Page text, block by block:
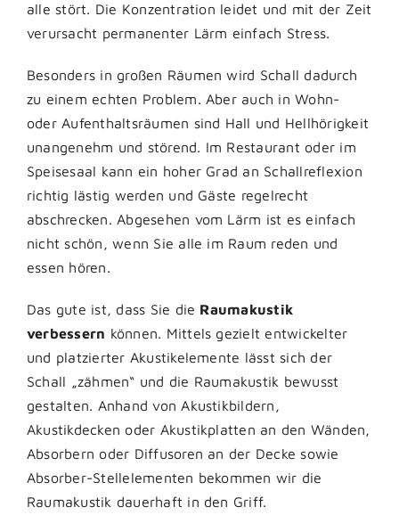
alle stört. Die Konzentration leidet und mit der Zeit
verursacht permanenter Lärm einfach Stress.
Besonders in großen Räumen wird Schall dadurch
zu einem echten Problem. Aber auch in Wohn-
oder Aufenthaltsräumen sind Hall und Hellhörigkeit
unangenehm und störend. Im Restaurant oder im
Speisesaal kann ein hoher Grad an Schallreflexion
richtig lästig werden und Gäste regelrecht
abschrecken. Abgesehen vom Lärm ist es einfach
nicht schön, wenn Sie alle im Raum reden und
essen hören.
Das gute ist, dass Sie die Raumakustik
verbessern können. Mittels gezielt entwickelter
und platzierter Akustikelemente lässt sich der
Schall „zähmen“ und die Raumakustik bewusst
gestalten. Anhand von Akustikbildern,
Akustikdecken oder Akustikplatten an den Wänden,
Absorbern oder Diffusoren an der Decke sowie
Absorber-Stellelementen bekommen wir die
Raumakustik dauerhaft in den Griff.